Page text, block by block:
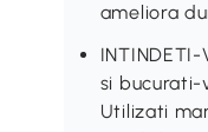
ameliora
si bucurati-
Utilizati